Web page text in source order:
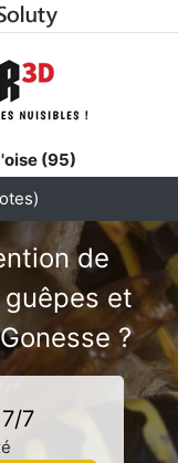
(95)
de
et
?
7